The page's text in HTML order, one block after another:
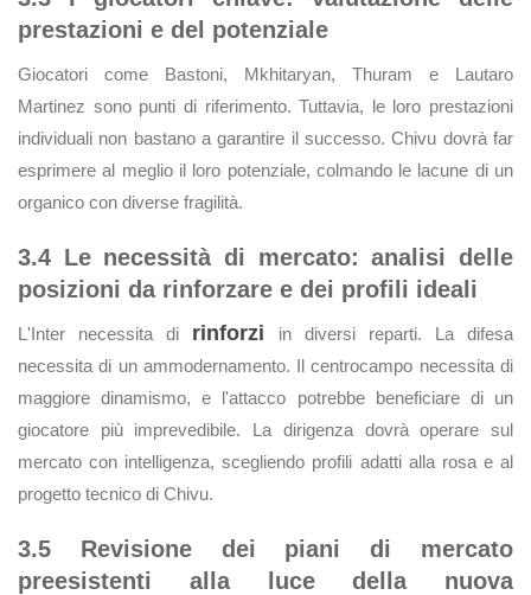
prestazioni e del potenziale
Giocatori come Bastoni, Mkhitaryan, Thuram e Lautaro
Martinez sono punti di riferimento. Tuttavia, le loro prestazioni
individuali non bastano a garantire il successo. Chivu dovrà far
esprimere al meglio il loro potenziale, colmando le lacune di un
organico con diverse fragilità.
3.4 Le necessità di mercato: analisi delle
posizioni da rinforzare e dei profili ideali
L'Inter necessita di rinforzi in diversi reparti. La difesa
necessita di un ammodernamento. Il centrocampo necessita di
maggiore dinamismo, e l'attacco potrebbe beneficiare di un
giocatore più imprevedibile. La dirigenza dovrà operare sul
mercato con intelligenza, scegliendo profili adatti alla rosa e al
progetto tecnico di Chivu.
3.5 Revisione dei piani di mercato
preesistenti alla luce della nuova